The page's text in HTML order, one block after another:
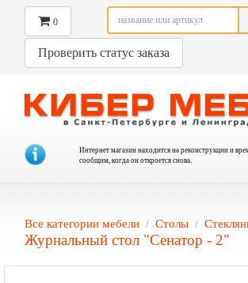
0
Проверить статус заказа
Интернет магазин находится на реконструкции и
сообщим, когда он откроется снова.
Все категории мебели Столы
Журнальный стол "Сенатор - 2"